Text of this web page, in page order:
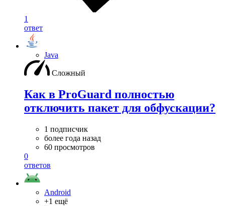
1
ответ
Java
Сложный
Как в ProGuard полностью
отключить пакет для обфускации?
1 подписчик
более года назад
60 просмотров
0
ответов
Android
+1 ещё